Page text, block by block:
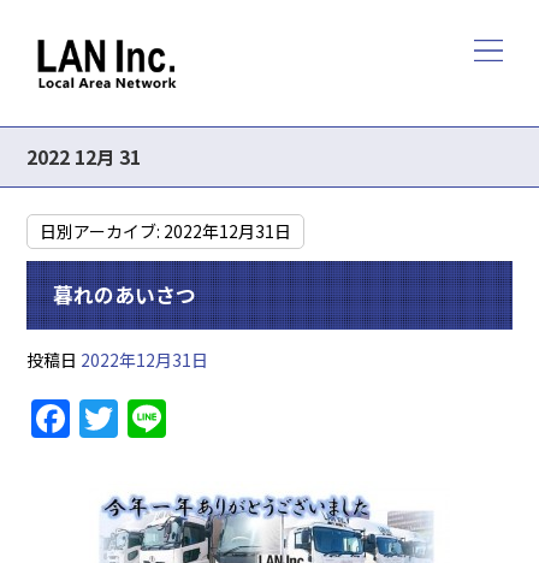
2022 12月 31
日別アーカイブ: 2022年12月31日
暮れのあいさつ
投稿日 2022年12月31日
F
a
T
w
itt
er
e